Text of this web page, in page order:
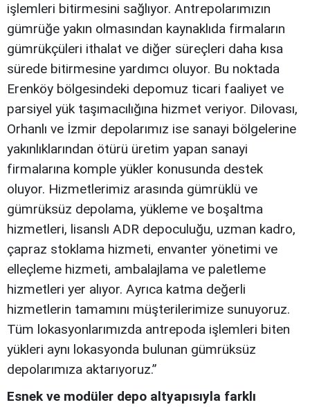
işlemleri bitirmesini sağlıyor. Antrepolarımızın
gümrüğe yakın olmasından kaynaklıda firmaların
gümrükçüleri ithalat ve diğer süreçleri daha kısa
sürede bitirmesine yardımcı oluyor. Bu noktada
Erenköy bölgesindeki depomuz ticari faaliyet ve
parsiyel yük taşımacılığına hizmet veriyor. Dilovası,
Orhanlı ve İzmir depolarımız ise sanayi bölgelerine
yakınlıklarından ötürü üretim yapan sanayi
firmalarına komple yükler konusunda destek
oluyor. Hizmetlerimiz arasında gümrüklü ve
gümrüksüz depolama, yükleme ve boşaltma
hizmetleri, lisanslı ADR depoculuğu, uzman kadro,
çapraz stoklama hizmeti, envanter yönetimi ve
elleçleme hizmeti, ambalajlama ve paletleme
hizmetleri yer alıyor. Ayrıca katma değerli
hizmetlerin tamamını müşterilerimize sunuyoruz.
Tüm lokasyonlarımızda antrepoda işlemleri biten
yükleri aynı lokasyonda bulunan gümrüksüz
depolarımıza aktarıyoruz.”
Esnek ve modüler depo altyapısıyla farklı